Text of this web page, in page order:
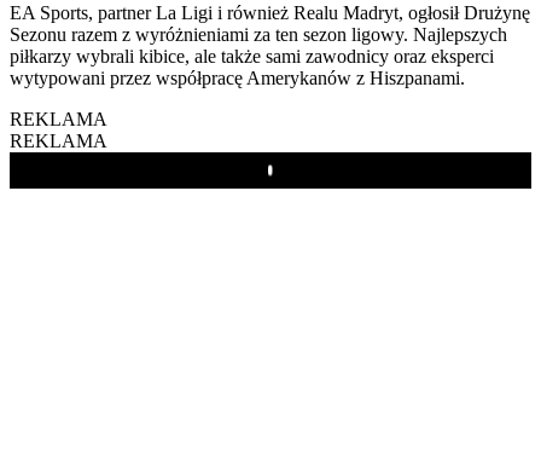
EA Sports, partner La Ligi i również Realu Madryt, ogłosił Drużynę
Sezonu razem z wyróżnieniami za ten sezon ligowy. Najlepszych
piłkarzy wybrali kibice, ale także sami zawodnicy oraz eksperci
wytypowani przez współpracę Amerykanów z Hiszpanami.
REKLAMA
REKLAMA
Play